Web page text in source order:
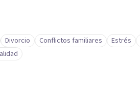
Divorcio Conflictos familiares Estrés